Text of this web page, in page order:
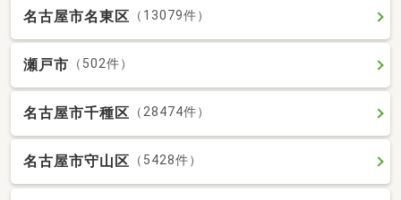
名古屋市名東区 （13079件）
瀬戸市 （502件）
名古屋市千種区 （28474件）
名古屋市守山区 （5428件）